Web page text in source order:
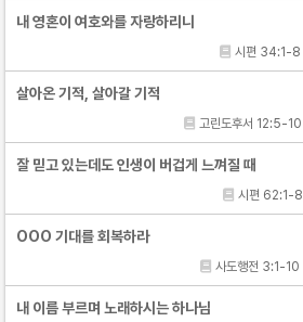
내 영혼이 여호와를 자랑하리니
시편 34:1-8
살아온 기적, 살아갈 기적
고린도후서 12:5-10
잘 믿고 있는데도 인생이 버겁게 느껴질 때
시편 62:1-8
OOO 기대를 회복하라
사도행전 3:1-10
내 이름 부르며 노래하시는 하나님